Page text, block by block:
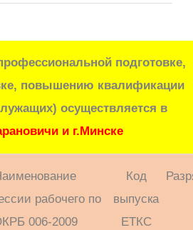
подготовке,
повышению квалификации
осуществляется в
и г.Минске
рабочего по
006-2009
Код
выпуска
ЕТКС